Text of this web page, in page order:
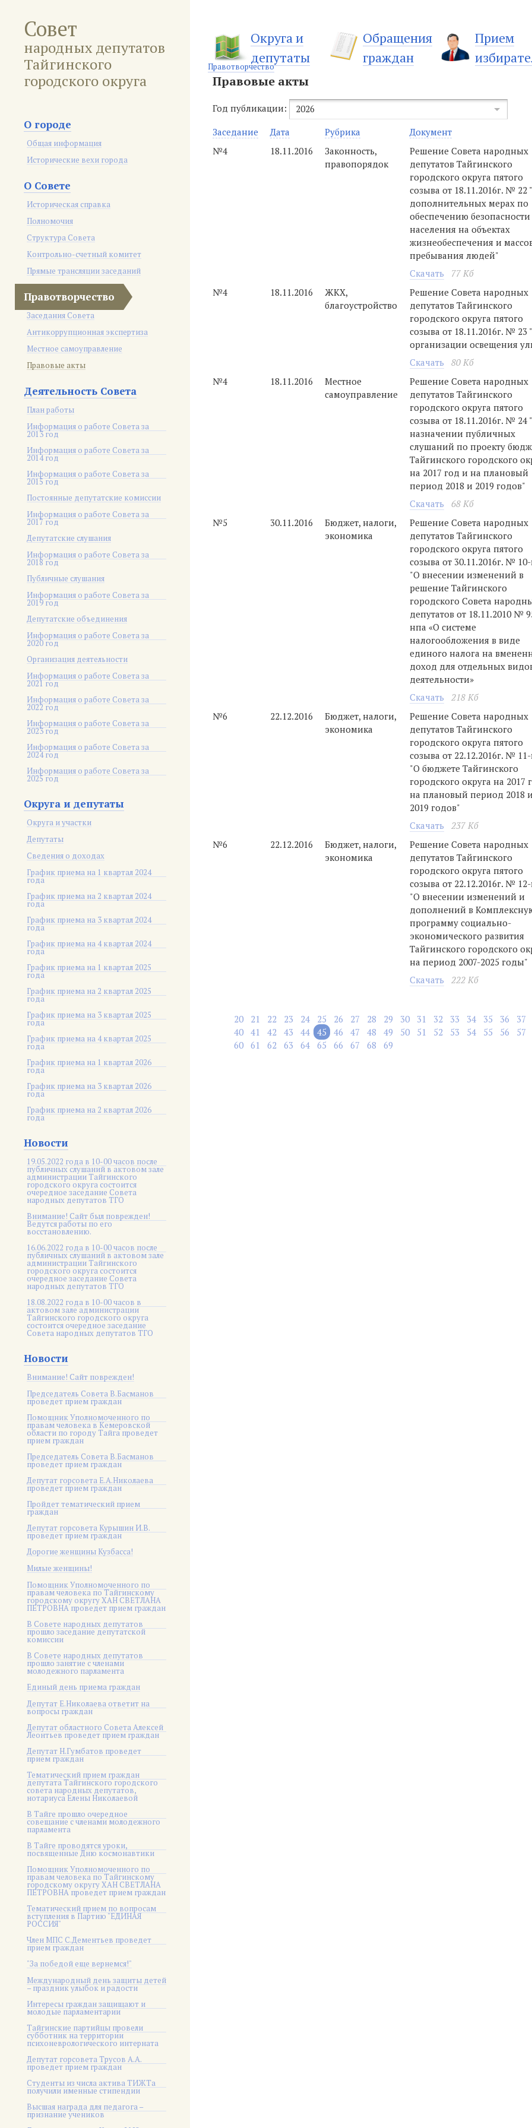
Совет
народных депутатов
Тайгинского
городского округа
О городе
Общая информация
Исторические вехи города
О Совете
Историческая справка
Полномочия
Структура Совета
Контрольно-счетный комитет
Прямые трансляции заседаний
Правотворчество
Заседания Совета
Антикоррупционная экспертиза
Местное самоуправление
Правовые акты
Деятельность Совета
План работы
Информация о работе Совета за
2013 год
Информация о работе Совета за
2014 год
Информация о работе Совета за
2015 год
Постоянные депутатские комиссии
Информация о работе Совета за
2017 год
Депутатские слушания
Информация о работе Совета за
2018 год
Публичные слушания
Информация о работе Совета за
2019 год
Депутатские объединения
Информация о работе Совета за
2020 год
Организация деятельности
Информация о работе Совета за
2021 год
Информация о работе Совета за
2022 год
Информация о работе Совета за
2023 год
Информация о работе Совета за
2024 год
Информация о работе Совета за
2025 год
Округа и депутаты
Округа и участки
Депутаты
Сведения о доходах
График приема на 1 квартал 2024
года
График приема на 2 квартал 2024
года
График приема на 3 квартал 2024
года
График приема на 4 квартал 2024
года
График приема на 1 квартал 2025
года
График приема на 2 квартал 2025
года
График приема на 3 квартал 2025
года
График приема на 4 квартал 2025
года
График приема на 1 квартал 2026
года
График приема на 3 квартал 2026
года
График приема на 2 квартал 2026
года
Новости
19.05.2022 года в 10-00 часов после
публичных слушаний в актовом зале
администрации Тайгинского
городского округа состоится
очередное заседание Совета
народных депутатов ТГО
Внимание! Сайт был поврежден!
Ведутся работы по его
восстановлению.
16.06.2022 года в 10-00 часов после
публичных слушаний в актовом зале
администрации Тайгинского
городского округа состоится
очередное заседание Совета
народных депутатов ТГО
18.08.2022 года в 10-00 часов в
актовом зале администрации
Тайгинского городского округа
состоится очередное заседание
Совета народных депутатов ТГО
Новости
Внимание! Сайт поврежден!
Председатель Совета В.Басманов
проведет прием граждан
Помощник Уполномоченного по
правам человека в Кемеровской
области по городу Тайга проведет
прием граждан
Председатель Совета В.Басманов
проведет прием граждан
Депутат горсовета Е.А.Николаева
проведет прием граждан
Пройдет тематический прием
граждан
Депутат горсовета Курышин И.В.
проведет прием граждан
Дорогие женщины Кузбасса!
Милые женщины!
Помощник Уполномоченного по
правам человека по Тайгинскому
городскому округу ХАН СВЕТЛАНА
ПЕТРОВНА проведет прием граждан
В Совете народных депутатов
прошло заседание депутатской
комиссии
В Совете народных депутатов
прошло занятие с членами
молодежного парламента
Единый день приема граждан
Депутат Е.Николаева ответит на
вопросы граждан
Депутат областного Совета Алексей
Леонтьев проведет прием граждан
Депутат Н.Гумбатов проведет
прием граждан
Тематический прием граждан
депутата Тайгинского городского
совета народных депутатов,
нотариуса Елены Николаевой
В Тайге прошло очередное
совещание с членами молодежного
парламента
В Тайге проводятся уроки,
посвященные Дню космонавтики
Помощник Уполномоченного по
правам человека по Тайгинскому
городскому округу ХАН СВЕТЛАНА
ПЕТРОВНА проведет прием граждан
Тематический прием по вопросам
вступления в Партию "ЕДИНАЯ
РОССИЯ"
Член МПС С.Дементьев проведет
прием граждан
"За победой еще вернемся!"
Международный день защиты детей
– праздник улыбок и радости
Интересы граждан защищают и
молодые парламентарии
Тайгинские партийцы провели
субботник на территории
психоневрологического интерната
Депутат горсовета Трусов А.А.
проведет прием граждан
Студенты из числа актива ТИЖТа
получили именные стипендии
Высшая награда для педагога –
признание учеников
Округа и
депутаты
Обращения
граждан
Прием
Правотворчество
Правовые акты
Год публикации:
2026
Заседание
Дата Рубрика
Документ
№4
18.11.2016
Законность,
правопорядок
Решение Совета народных
депутатов Тайгинского
городского округа пятого
созыва от 18.11.2016г. № 22
дополнительных мерах по
обеспечению безопасности
населения на объектах
жизнеобеспечения и
пребывания людей"
Скачать
77 Кб
№4
18.11.2016
ЖКХ,
благоустройство
Решение Совета народных
депутатов Тайгинского
городского округа пятого
созыва от 18.11.2016г. № 23
организации освещения
Скачать
80 Кб
№4
18.11.2016
Местное
самоуправление
Решение Совета народных
депутатов Тайгинского
городского округа пятого
созыва от 18.11.2016г. № 24
назначении публичных
слушаний по проекту
Тайгинского городского
на 2017 год и на плановый
период 2018 и 2019 годов"
Скачать
68 Кб
№5
30.11.2016
Бюджет, налоги,
экономика
Решение Совета народных
депутатов Тайгинского
городского округа пятого
созыва от 30.11.2016г. №
"О внесении изменений в
решение Тайгинского
городского Совета
депутатов от 18.11.2010 №
нпа «О системе
налогообложения в виде
единого налога на
доход для отдельных
деятельности»
Скачать
218 Кб
№6
22.12.2016
Бюджет, налоги,
экономика
Решение Совета народных
депутатов Тайгинского
городского округа пятого
созыва от 22.12.2016г. №
"О бюджете Тайгинского
городского округа на 2017
на плановый период 2018 и
2019 годов"
Скачать
237 Кб
№6
22.12.2016
Бюджет, налоги,
экономика
Решение Совета народных
депутатов Тайгинского
городского округа пятого
созыва от 22.12.2016г. №
"О внесении изменений и
дополнений в
программу социально-
экономического развития
Тайгинского городского
на период 2007-2025 годы"
Скачать
222 Кб
20 21 22 23 24 25 26 27 28 29 30 31 32 33 34 35 36 37
40 41 42 43 44 45 46 47 48 49 50 51 52 53 54 55 56 57
60 61 62 63 64 65 66 67 68 69